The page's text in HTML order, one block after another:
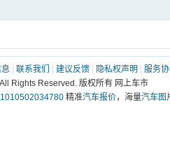
联系我们 建议反馈 隐私权声明
服务
Rights Reserved. 版权所有 网上车市
精准汽车报价，海量汽车图